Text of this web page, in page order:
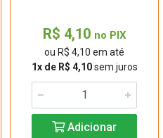
R$ 4,10 no PIX
ou R$ 4,10 em até
1x de R$ 4,10sem juros
Adicionar